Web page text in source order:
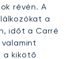
révén. A
a
időt a Carré
a kikötő